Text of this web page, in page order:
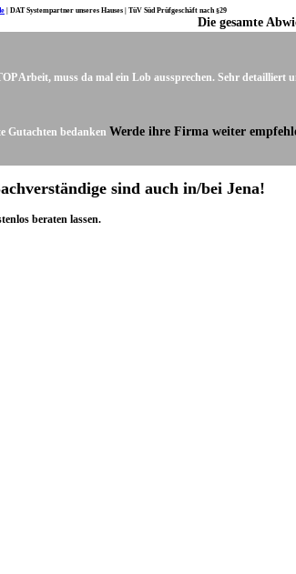
DAT Systempartner unseres Hauses | TüV Süd Prüfgeschäft nach §29
Die gesamte
Arbeit, muss da mal ein Lob aussprechen. Sehr detailliert
Gutachten bedanken Werde ihre Firma weiter
sind auch in/bei Jena!
beraten lassen.